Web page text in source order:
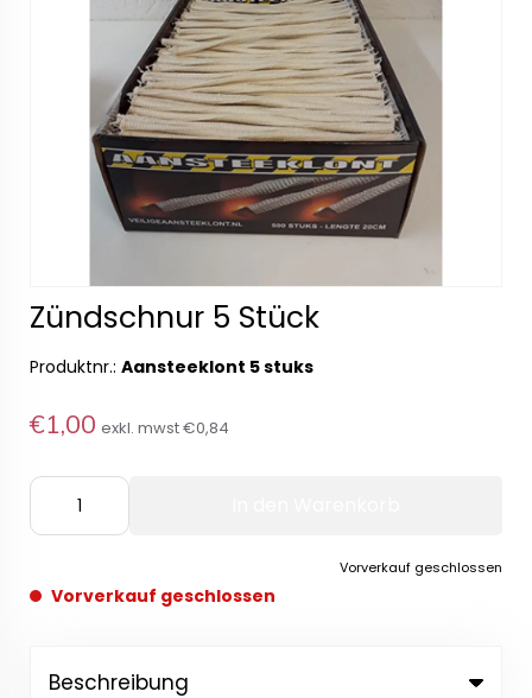
Zündschnur 5 Stück
Produktnr.: Aansteeklont 5 stuks
€1,00 exkl. mwst€0,84
Vorverkauf geschlossen
Vorverkauf geschlossen
Beschreibung